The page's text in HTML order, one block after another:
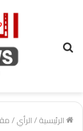
الرئيسية/الرأي/